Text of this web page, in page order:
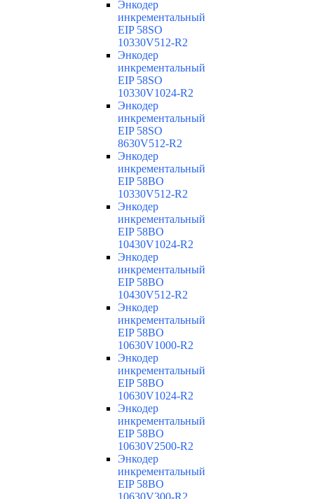
Энкодер
инкрементальный
EIP 58SO
10330V512-R2
Энкодер
инкрементальный
EIP 58SO
10330V1024-R2
Энкодер
инкрементальный
EIP 58SO
8630V512-R2
Энкодер
инкрементальный
EIP 58BO
10330V512-R2
Энкодер
инкрементальный
EIP 58BO
10430V1024-R2
Энкодер
инкрементальный
EIP 58BO
10430V512-R2
Энкодер
инкрементальный
EIP 58BO
10630V1000-R2
Энкодер
инкрементальный
EIP 58BO
10630V1024-R2
Энкодер
инкрементальный
EIP 58BO
10630V2500-R2
Энкодер
инкрементальный
EIP 58BO